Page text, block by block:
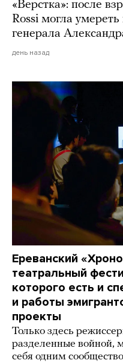
«Верстка»: после
Rossi могла
генерала
день назад
Ереванский
театральный
которого есть и
и работы
проекты
Только здесь
разделенные войной,
себя одним